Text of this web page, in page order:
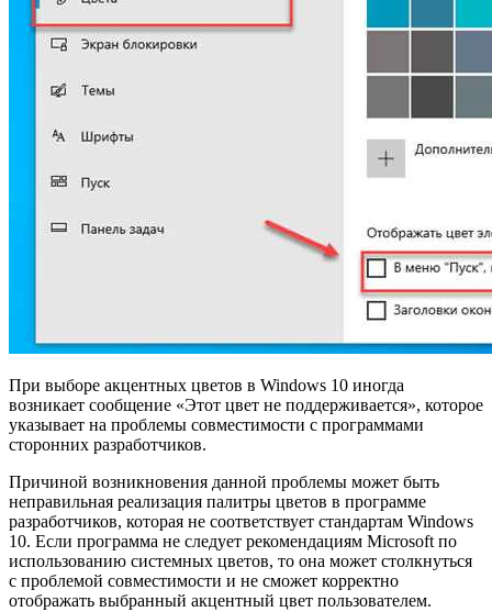
При выборе акцентных цветов в Windows 10 иногда
возникает сообщение «Этот цвет не поддерживается», которое
указывает на проблемы совместимости с программами
сторонних разработчиков.
Причиной возникновения данной проблемы может быть
неправильная реализация палитры цветов в программе
разработчиков, которая не соответствует стандартам Windows
10. Если программа не следует рекомендациям Microsoft по
использованию системных цветов, то она может столкнуться
с проблемой совместимости и не сможет корректно
отображать выбранный акцентный цвет пользователем.